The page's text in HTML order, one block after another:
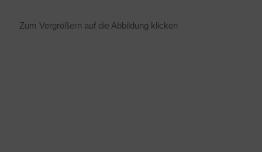
Zum Ver­grö­ßern auf die Abbil­dung klicken